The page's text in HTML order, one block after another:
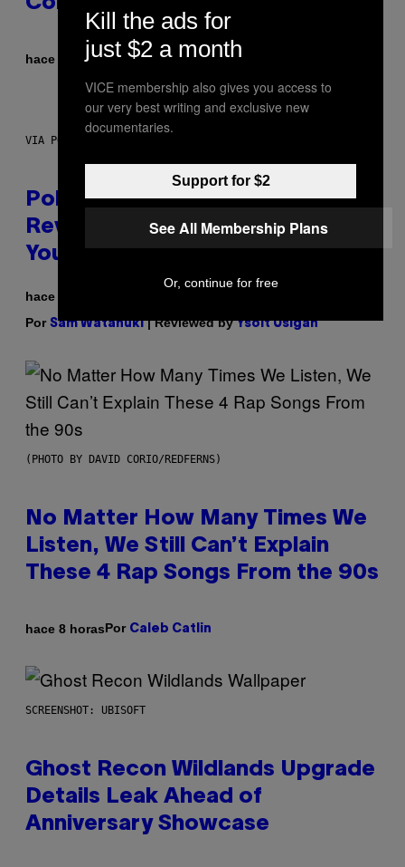
hace 7 horasPorMaha Haq| Reviewed by
VIA POKEMON/ADIDAS/NINTENDO
Pokemon and Adidas Just
Revealed 12 New Sneakers For
You to Catch
hace 8 horas
Por Sam Watanuki| Reviewed byYsolt Usigan
(PHOTO BY DAVID CORIO/REDFERNS)
No Matter How Many Times We
Listen, We Still Can’t Explain
These 4 Rap Songs From the 90s
hace 8 horasPor Caleb Catlin
SCREENSHOT: UBISOFT
Ghost Recon Wildlands Upgrade
Details Leak Ahead of
Anniversary Showcase
Kill the ads for
just $2 a month
VICE membership also gives you access to
our very best writing and exclusive new
documentaries.
Support for $2
See All Membership Plans
Or, continue for free